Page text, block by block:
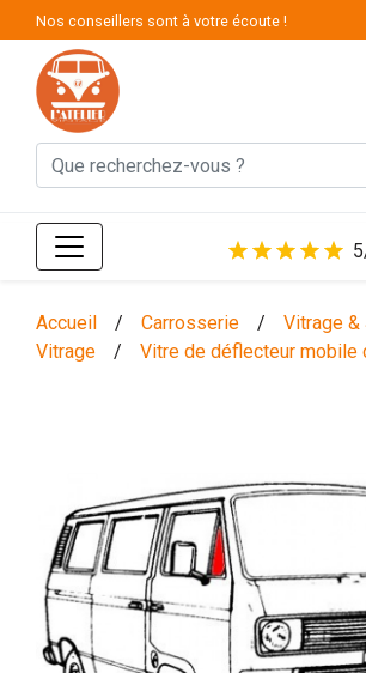
Nos conseillers sont à votre écoute !
Accueil / Carrosserie / Vitrage
Vitrage
/ Vitre de déflecteur mobile